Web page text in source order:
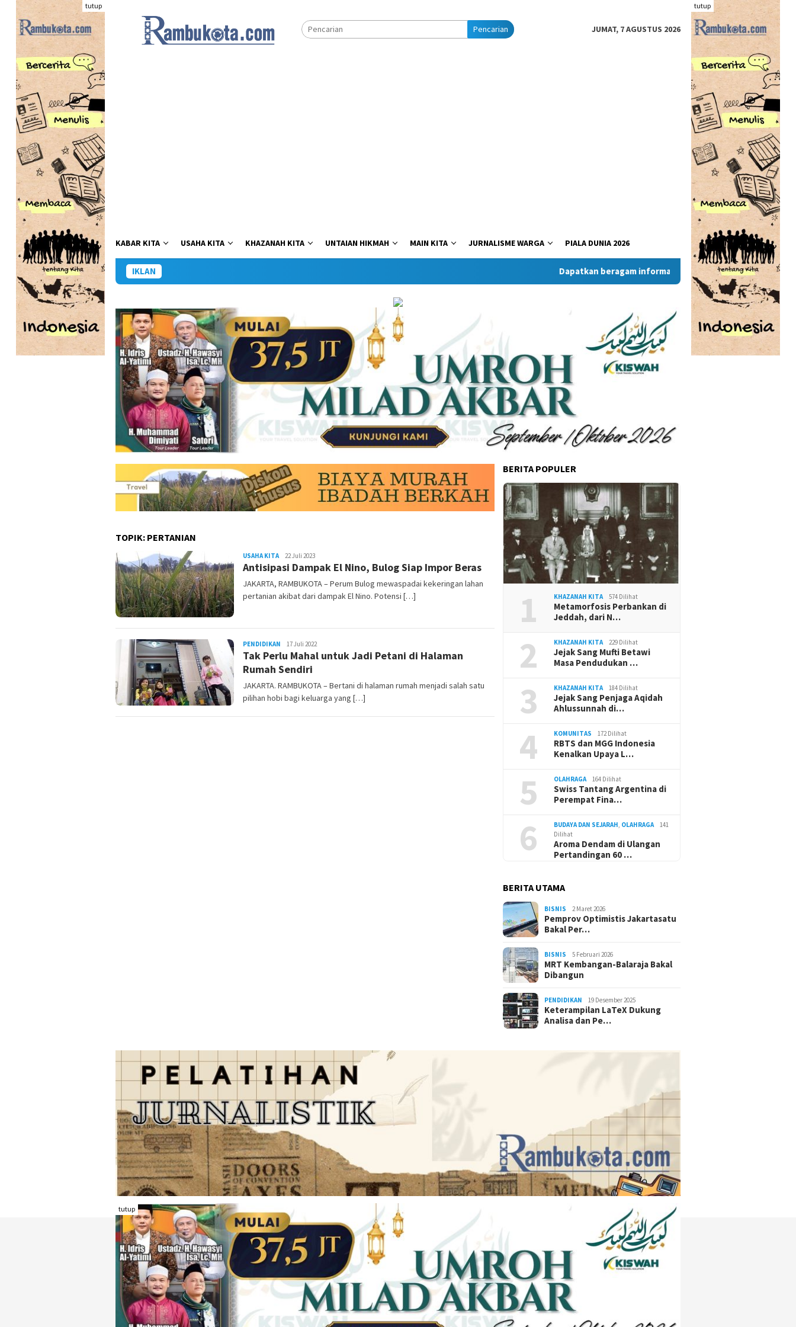
Loncat
konten
tutup tutup
Pencarian JUMAT, 7 AGUSTUS 2026
KABAR KITA USAHA KITA KHAZANAH KITA UNTAIAN HIKMAH MAIN KITA JURNALISME WARGA PIALA DUNIA 2026
IKLAN Dapatkan beragam informasi dan berita menarik dari situs
TOPIK: PERTANIAN
USAHA KITAREDAKSI
RAMBUKOTA
22 Juli 2023
Antisipasi Dampak El Nino, Bulog Siap Impor Beras
JAKARTA, RAMBUKOTA – Perum Bulog mewaspadai kekeringan lahan
pertanian akibat dari dampak El Nino. Potensi […]
PENDIDIKAN REDAKSI
RAMBUKOTA
17 Juli 2022
Tak Perlu Mahal untuk Jadi Petani di Halaman
Rumah Sendiri
JAKARTA. RAMBUKOTA – Bertani di halaman rumah menjadi salah satu
pilihan hobi bagi keluarga yang […]
BERITA POPULER
1 KHAZANAH KITA 574 Dilihat
Metamorfosis Perbankan di
Jeddah, dari N…
2 KHAZANAH KITA 229 Dilihat
Jejak Sang Mufti Betawi
Masa Pendudukan …
3 KHAZANAH KITA 184 Dilihat
Jejak Sang Penjaga Aqidah
Ahlussunnah di…
4 KOMUNITAS 172 Dilihat
RBTS dan MGG Indonesia
Kenalkan Upaya L…
5 OLAHRAGA 164 Dilihat
Swiss Tantang Argentina di
Perempat Fina…
6 BUDAYA DAN SEJARAH OLAHRAGA
141
Dilihat
Aroma Dendam di Ulangan
Pertandingan 60 …
BERITA UTAMA
BISNIS 2 Maret 2026
Pemprov Optimistis Jakartasatu
Bakal Per…
BISNIS 5 Februari 2026
MRT Kembangan-Balaraja Bakal
Dibangun
PENDIDIKAN 19 Desember 2025
Keterampilan LaTeX Dukung
Analisa dan Pe…
TENTANG RAMBU KOTA REDAKSI
DISCLAIMER
KONTAK KAMI
FORM PENGADUAN
PEDOMAN MEDIA SIBER
KARIR
JARINGAN SOCIAL
Facebook Twitter
Instagram
Linkedin
Youtube
tutup